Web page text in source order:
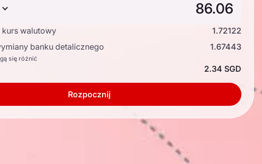
kurs walutowy
1.72122
banku detalicznego
1.67443
się różnić
2.34 SGD
Rozpocznij